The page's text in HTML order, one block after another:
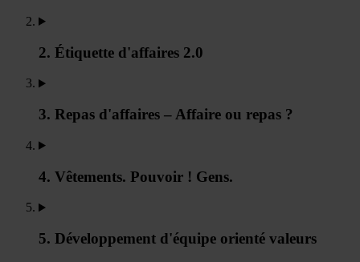
2. Étiquette d'affaires 2.0
3. Repas d'affaires – Affaire ou repas ?
4. Vêtements. Pouvoir ! Gens.
5. Développement d'équipe orienté valeurs